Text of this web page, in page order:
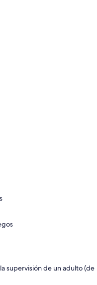
supervisión de un adulto (de